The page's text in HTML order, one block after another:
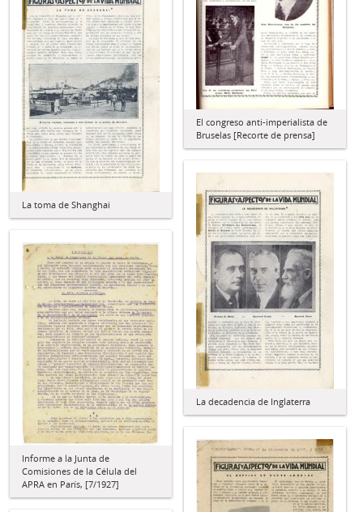
El congreso anti-imperialista de
Bruselas [Recorte de prensa]
La toma de Shanghai
La decadencia de Inglaterra
Informe a la Junta de
Comisiones de la Célula del
APRA en París, [7/1927]